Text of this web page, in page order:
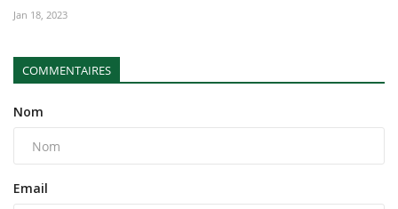
Jan 18, 2023
COMMENTAIRES
Nom
Email